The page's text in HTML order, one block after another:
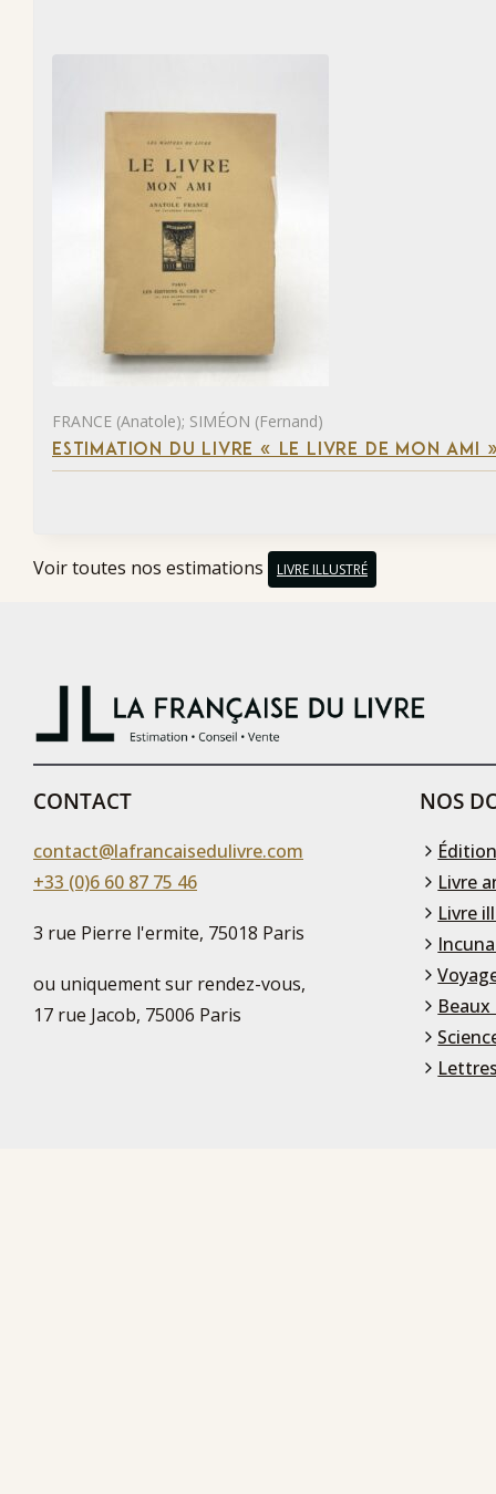
FRANCE (Anatole); SIMÉON (Fernand)
ESTIMATION DU LIVRE « LE LIVRE DE MON AMI
Voir toutes nos estimations LIVRE ILLUSTRÉ
CONTACT
contact@lafrancaisedulivre.com
+33 (0)6 60 87 75 46
3 rue Pierre l'ermite, 75018 Paris
ou uniquement sur rendez-vous,
17 rue Jacob, 75006 Paris
NOS
Livre
Livre